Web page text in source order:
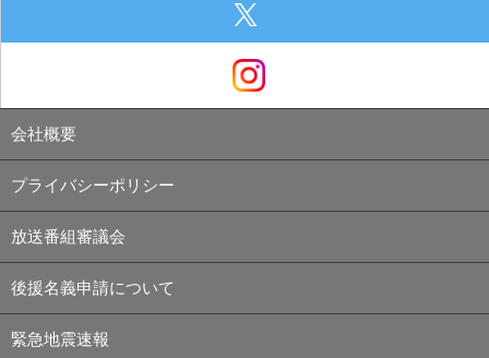
会社概要
プライバシーポリシー
放送番組審議会
後援名義申請について
緊急地震速報